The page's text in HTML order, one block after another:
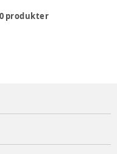
0 produkter